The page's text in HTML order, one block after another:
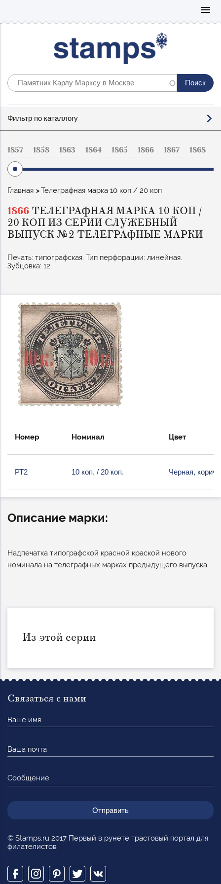
menu
по
Фильтр по каталлогу
1857 1858 1863 1864 1865 1866 1867 1868
Строка
Главная Телеграфная марка 10 коп / 20 коп
1866 ТЕЛЕГРАФНАЯ МАРКА 10 КОП /
20 КОП ИЗ СЕРИИ СЛУЖЕБНЫЙ
ВЫПУСК №2 ТЕЛЕГРАФНЫЕ МАРКИ
Печать: типографская. Тип перфорации: линейная.
Зубцовка: 12.
Номер Номинал Цвет
РТ2 10 коп. / 20 коп. Черная,
Описание марки:
Надпечатка типографской красной краской нового
номинала на телеграфных марках предыдущего выпуска.
Из этой серии
© Stamps.ru 2017 Первый в рунете трастовый портал для
филателистов
Связаться с нами
имя
почта
Сообщение